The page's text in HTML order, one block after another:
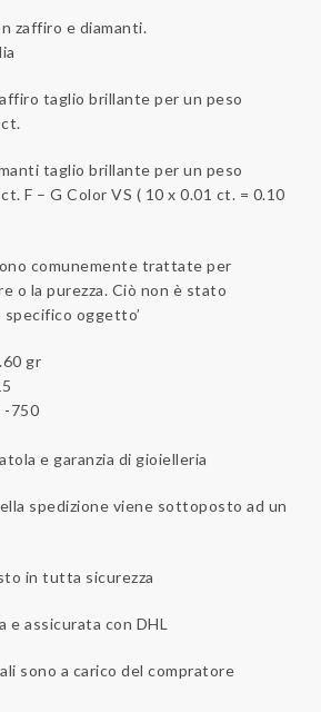
zaffiro e diamanti.
taglio brillante per un peso
taglio brillante per un peso
F – G Color VS ( 10 x 0.01 ct. = 0.10
comunemente trattate per
o la purezza. Ciò non è stato
oggetto’
gr
-750
e garanzia di gioielleria
spedizione viene sottoposto ad un
in tutta sicurezza
e assicurata con DHL
sono a carico del compratore